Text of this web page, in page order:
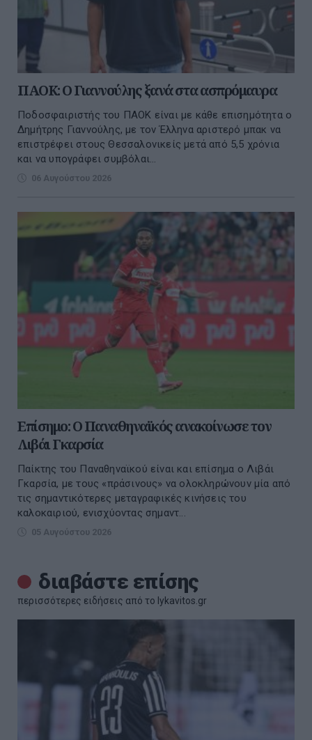
ΠΑΟΚ: Ο Γιαννούλης ξανά στα ασπρόμαυρα
Ποδοσφαιριστής του ΠΑΟΚ είναι με κάθε επισημότητα ο
Δημήτρης Γιαννούλης, με τον Έλληνα αριστερό μπακ να
επιστρέφει στους Θεσσαλονικείς μετά από 5,5 χρόνια
και να υπογράφει συμβόλαι...
06 Αυγούστου 2026
Επίσημο: Ο Παναθηναϊκός ανακοίνωσε τον
Λιβάι Γκαρσία
Παίκτης του Παναθηναϊκού είναι και επίσημα ο Λιβάι
Γκαρσία, με τους «πράσινους» να ολοκληρώνουν μία από
τις σημαντικότερες μεταγραφικές κινήσεις του
καλοκαιριού, ενισχύοντας σημαντ...
05 Αυγούστου 2026
διαβάστε επίσης
περισσότερες ειδήσεις από το lykavitos.gr